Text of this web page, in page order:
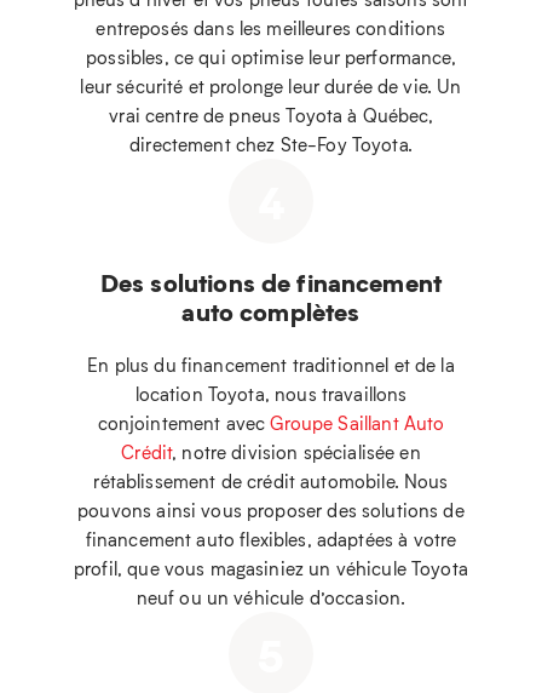
entreposés dans les meilleures conditions
possibles, ce qui optimise leur performance,
leur sécurité et prolonge leur durée de vie. Un
vrai centre de pneus Toyota à Québec,
directement chez Ste-Foy Toyota.
Des solutions de financement
auto complètes
En plus du financement traditionnel et de la
location Toyota, nous travaillons
conjointement avecGroupe Saillant Auto
Crédit, notre division spécialisée en
rétablissement de crédit automobile. Nous
pouvons ainsi vous proposer des solutions de
financement auto flexibles, adaptées à votre
profil, que vous magasiniez un véhicule Toyota
neuf ou un véhicule d’occasion.